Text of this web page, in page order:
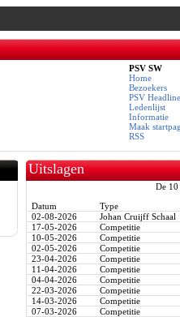
PSV SW
Home
Bezoekers
PSV
Ledenlijst
Informatie
Maak
RSS
Uitslagen
De 10
Datum
Type
02-08-2026
Johan Cruijff Schaal
17-05-2026
Competitie
10-05-2026
Competitie
02-05-2026
Competitie
23-04-2026
Competitie
11-04-2026
Competitie
04-04-2026
Competitie
22-03-2026
Competitie
14-03-2026
Competitie
07-03-2026
Competitie